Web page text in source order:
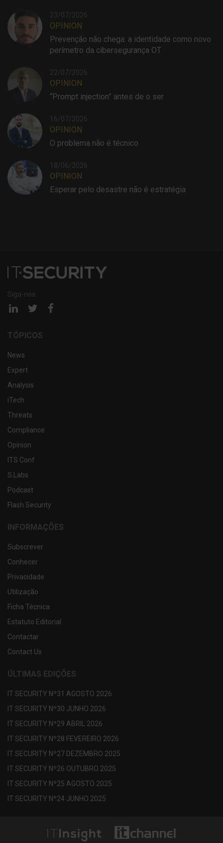
23/07/2026
OPINION
Prevenção não chega: a identidade como novo
perímetro da cibersegurança OT
22/07/2026
OPINION
“Prompt injection” antes de o ser
16/07/2026
OPINION
O problema não é técnico
18/06/2026
OPINION
Esperar pelo desastre não é estratégia
Siga-nos:
Página Página
TÓPICOS
News
Expert
Analysis
iTech
Threats
Compliance
Opinion
ITS Conf
S.Labs
Podcast
Flash Security
INFORMAÇÕES
Subscrever
Conhecer
Privacidade
Utilização
Ficha Técnica
Estatuto Editorial
Contactar
Contact Us
ÚLTIMAS EDIÇÕES
IT SECURITY Nº31 AGOSTO 2026
IT SECURITY Nº30 JUNHO 2026
IT SECURITY Nº29 ABRIL 2026
IT SECURITY Nº28 FEVEREIRO 2026
IT SECURITY Nº27 DEZEMBRO 2025
IT SECURITY Nº26 OUTUBRO 2025
IT SECURITY Nº25 AGOSTO 2025
IT SECURITY Nº24 JUNHO 2025